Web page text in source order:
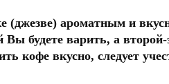
(джезве) ароматным и
будете варить, а
кофе вкусно, следует